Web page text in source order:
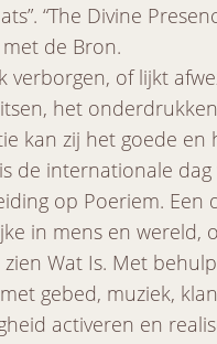
“The Divine
de Bron.
verborgen, of lijkt
het
kan zij het goede en
de internationale dag
op Poeriem.
in mens en wereld,
zien Wat Is. Met
gebed, muziek,
activeren en